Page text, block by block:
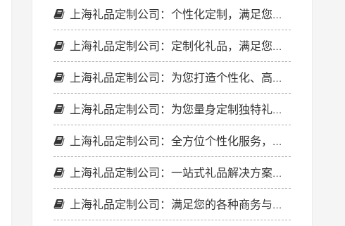
上海礼品定制公司：个性化定制，满足您的商务和促销需求
上海礼品定制公司：定制化礼品，满足您的各种商务与促销需求
上海礼品定制公司：为您打造个性化、高品质的定制礼品解决方案
上海礼品定制公司：为您量身定制独特礼品，满足各种商务和促销需求
上海礼品定制公司：全方位个性化服务，满足您的商务与促销需求
上海礼品定制公司：一站式礼品解决方案，满足企业多样化需求
上海礼品定制公司：满足您的各种商务与促销需求